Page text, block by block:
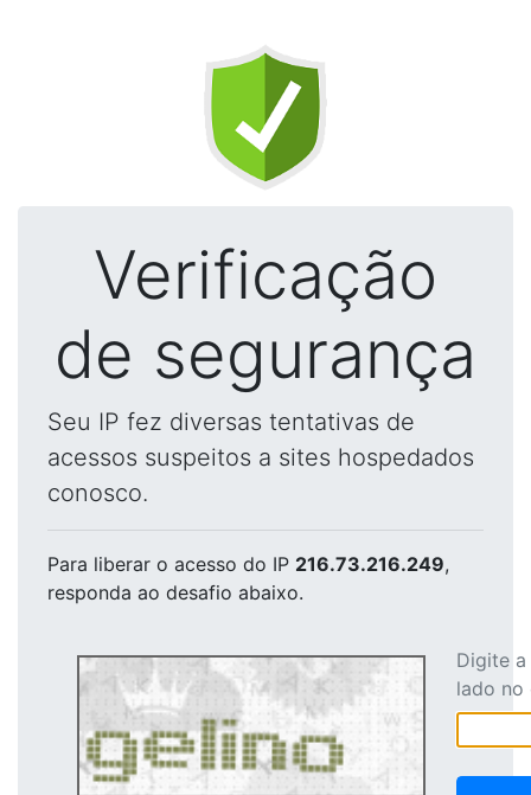
Verificação
de segurança
Seu IP fez diversas tentativas de
acessos suspeitos a sites hospedados
conosco.
Para liberar o acesso do IP 216.73.216.249,
responda ao desafio abaixo.
Digite
lado no